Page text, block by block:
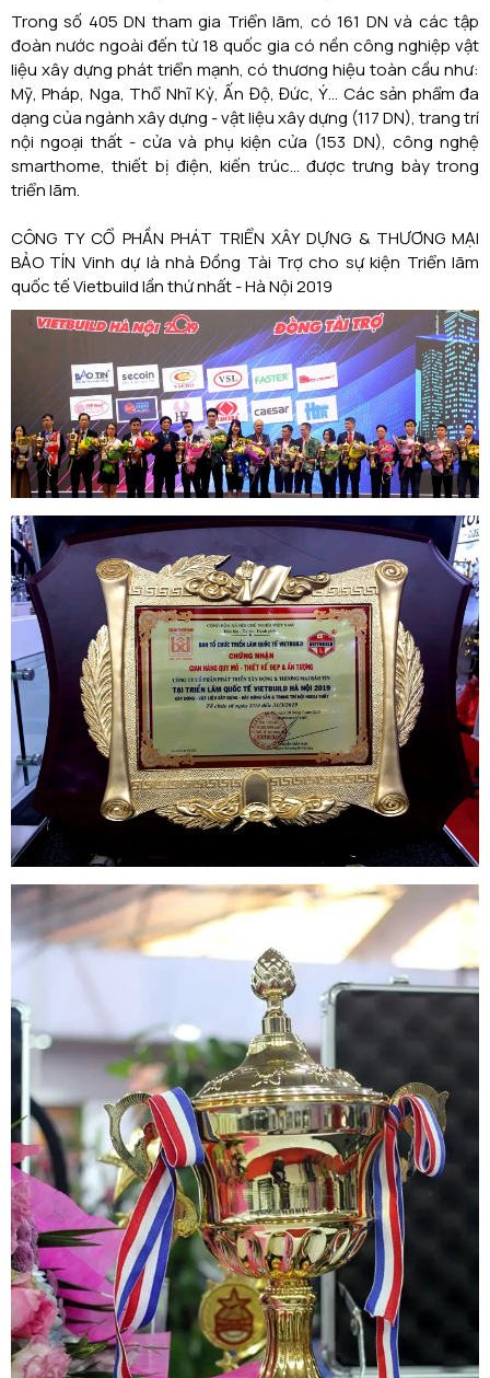
Trong số 405 DN tham gia Triển lãm, có 161 DN và các tập
đoàn nước ngoài đến từ 18 quốc gia có nền công nghiệp vật
liệu xây dựng phát triển mạnh, có thương hiệu toàn cầu như:
Mỹ, Pháp, Nga, Thổ Nhĩ Kỳ, Ấn Độ, Đức, Ý… Các sản phẩm đa
dạng của ngành xây dựng - vật liệu xây dựng (117 DN), trang trí
nội ngoại thất - cửa và phụ kiện cửa (153 DN), công nghệ
smarthome, thiết bị điện, kiến trúc… được trưng bày trong
triển lãm.
CÔNG TY CỔ PHẦN PHÁT TRIỂN XÂY DỰNG & THƯƠNG MẠI
BẢO TÍN Vinh dự là nhà Đồng Tài Trợ cho sự kiện Triển lãm
quốc tế Vietbuild lần thứ nhất - Hà Nội 2019